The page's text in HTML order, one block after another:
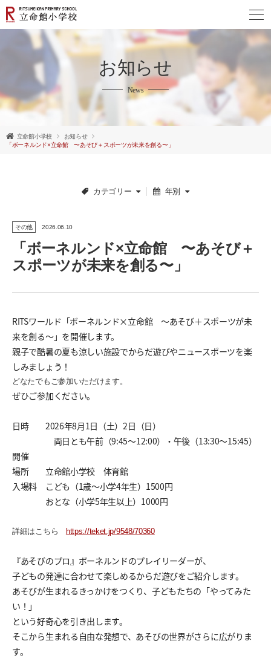
English
お知らせ
News
立命館小学校
お知らせ
「ボーネルンド×立命館 〜あそび＋スポーツが未来を創る〜」
カテゴリー 年別
その他 2026.06.10
「ボーネルンド×立命館 〜あそび＋
スポーツが未来を創る〜」
RITSワールド「ボーネルンド×立命館 〜あそび＋スポーツが未
来を創る〜」を開催します。
親子で酷暑の夏も涼しい施設でからだ遊びやニュースポーツを楽
しみましょう！
どなたでもご参加いただけます。
ぜひご参加ください。
日時 2026年8月1日（土）2日（日）
両日とも午前（9:45～12:00）・午後（13:30～15:45）
開催
場所 立命館小学校 体育館
入場料 こども（1歳～小学4年生）1500円
おとな（小学5年生以上）1000円
詳細はこちら https://teket.jp/9548/70360
『あそびのプロ』ボーネルンドのプレイリーダーが、
子どもの発達に合わせて楽しめるからだ遊びをご紹介します。
あそびが生まれるきっかけをつくり、子どもたちの「やってみた
い！」
という好奇心を引き出します。
そこから生まれる自由な発想で、あそびの世界がさらに広がりま
す。